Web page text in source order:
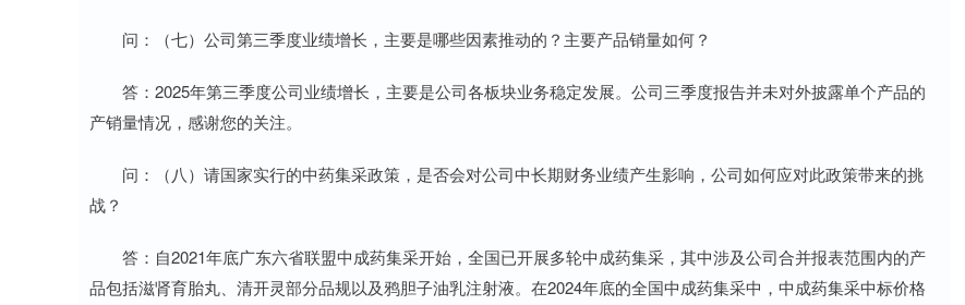
问：（七）公司第三季度业绩增长，主要是哪些因素推动的？主要产品销量如何？
答：2025年第三季度公司业绩增长，主要是公司各板块业务稳定发展。公司三季度报告并未对外披露单个产品的
产销量情况，感谢您的关注。
问：（八）请国家实行的中药集采政策，是否会对公司中长期财务业绩产生影响，公司如何应对此政策带来的挑
战？
答：自2021年底广东六省联盟中成药集采开始，全国已开展多轮中成药集采，其中涉及公司合并报表范围内的产
品包括滋肾育胎丸、清开灵部分品规以及鸦胆子油乳注射液。在2024年底的全国中成药集采中，中成药集采中标价格